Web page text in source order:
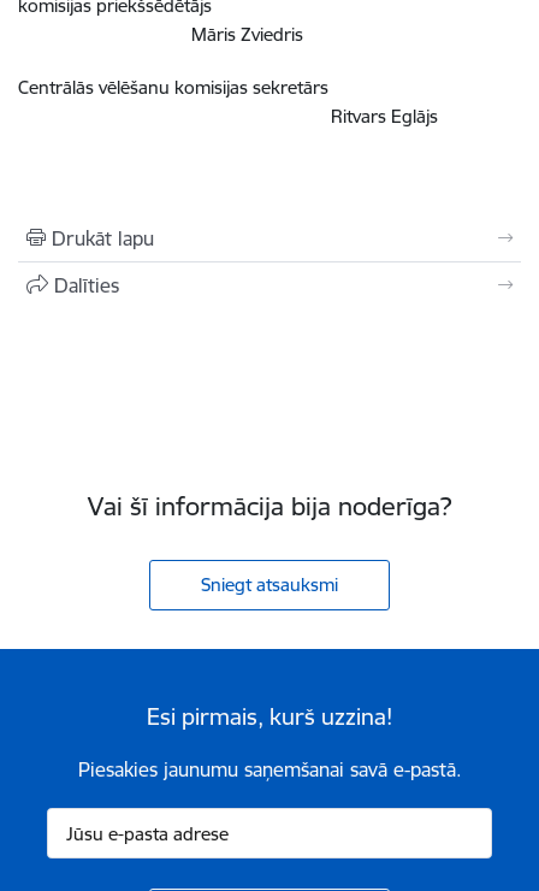
komisijas priekšsēdētājs
Māris Zviedris
Centrālās vēlēšanu komisijas sekretārs
Ritvars Eglājs
Drukāt lapu
Dalīties
Vai šī informācija bija noderīga?
Sniegt atsauksmi
Esi pirmais, kurš uzzina!
Piesakies jaunumu saņemšanai savā e-pastā.